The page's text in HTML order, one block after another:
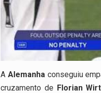
A Alemanhaconseguiu
cruzamento de Florian